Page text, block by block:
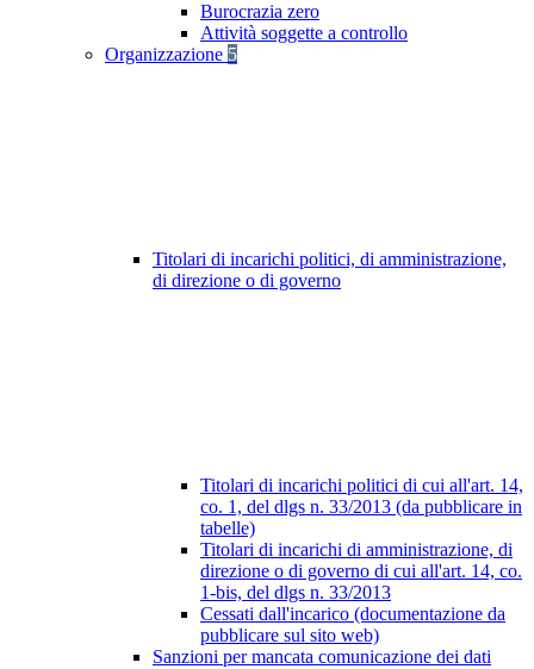
Burocrazia zero
Attività soggette a controllo
Organizzazione 5
Titolari di incarichi politici, di amministrazione,
di direzione o di governo
Titolari di incarichi politici di cui all'art. 14,
co. 1, del dlgs n. 33/2013 (da pubblicare in
tabelle)
Titolari di incarichi di amministrazione, di
direzione o di governo di cui all'art. 14, co.
1-bis, del dlgs n. 33/2013
Cessati dall'incarico (documentazione da
pubblicare sul sito web)
Sanzioni per mancata comunicazione dei dati